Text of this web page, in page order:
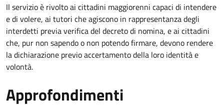
Il servizio è rivolto ai cittadini maggiorenni capaci di intendere
e di volere, ai tutori che agiscono in rappresentanza degli
interdetti previa verifica del decreto di nomina, e ai cittadini
che, pur non sapendo o non potendo firmare, devono rendere
la dichiarazione previo accertamento della loro identità e
volontà.
Approfondimenti